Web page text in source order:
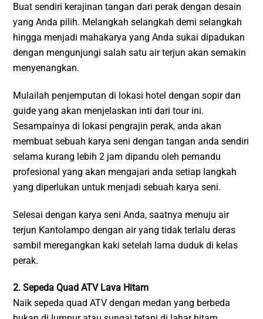
Buat sendiri kerajinan tangan dari perak dengan desain
yang Anda pilih. Melangkah selangkah demi selangkah
hingga menjadi mahakarya yang Anda sukai dipadukan
dengan mengunjungi salah satu air terjun akan semakin
menyenangkan.
Mulailah penjemputan di lokasi hotel dengan sopir dan
guide yang akan menjelaskan inti dari tour ini.
Sesampainya di lokasi pengrajin perak, anda akan
membuat sebuah karya seni dengan tangan anda sendiri
selama kurang lebih 2 jam dipandu oleh pemandu
profesional yang akan mengajari anda setiap langkah
yang diperlukan untuk menjadi sebuah karya seni.
Selesai dengan karya seni Anda, saatnya menuju air
terjun Kantolampo dengan air yang tidak terlalu deras
sambil meregangkan kaki setelah lama duduk di kelas
perak.
2. Sepeda Quad ATV Lava Hitam
Naik sepeda quad ATV dengan medan yang berbeda